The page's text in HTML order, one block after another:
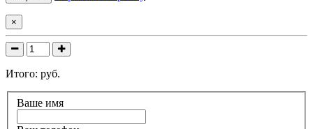
×
Итого: руб.
Ваше имя